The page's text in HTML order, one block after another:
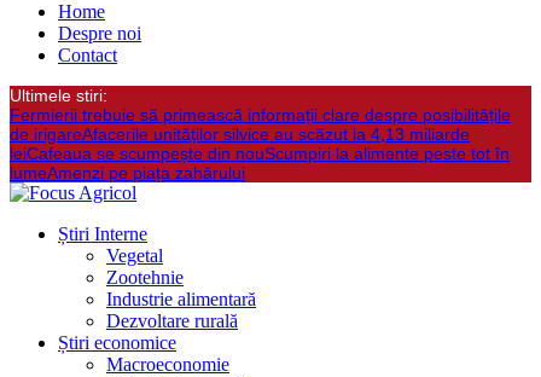
Home
Despre noi
Contact
Ultimele stiri:
Fermierii trebuie să primească informații clare despre posibilitățile
de irigareAfacerile unităților silvice au scăzut la 4,13 miliarde
leiCafeaua se scumpește din nouScumpiri la alimente peste tot în
lumeAmenzi pe piața zahărului
Știri Interne
Vegetal
Zootehnie
Industrie alimentară
Dezvoltare rurală
Știri economice
Macroeconomie